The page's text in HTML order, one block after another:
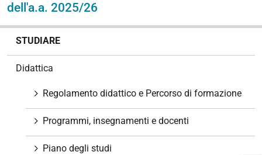
dell'a.a. 2025/26
STUDIARE
Didattica
Regolamento didattico e Percorso di formazione
Programmi, insegnamenti e docenti
Piano degli studi